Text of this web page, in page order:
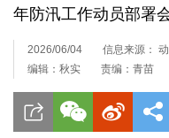
年防汛工作动员部署
2026/06/04
信息来源：
编辑：秋实
责编：青苗